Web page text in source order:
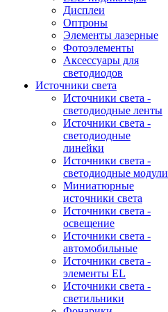
Дисплеи
Оптроны
Элементы лазерные
Фотоэлементы
Аксессуары для
светодиодов
Источники света
Источники света -
светодиодные ленты
Источники света -
светодиодные
линейки
Источники света -
светодиодные модули
Миниатюрные
источники света
Источники света -
освещение
Источники света -
автомобильные
Источники света -
элементы EL
Источники света -
светильники